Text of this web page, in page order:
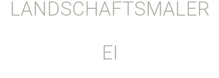
LANDSCHAFTSMALER
EI